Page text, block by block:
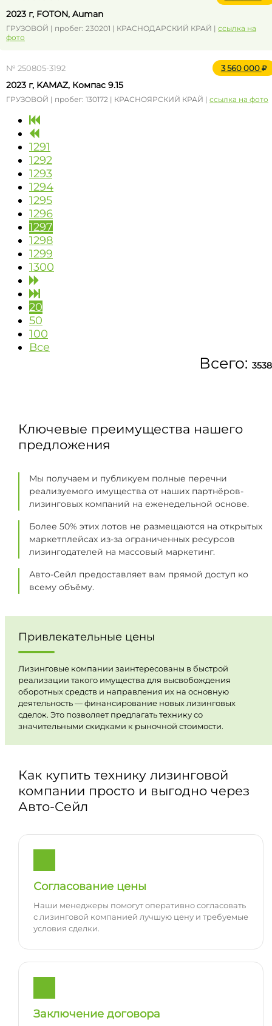
2023 г, FOTON, Auman
ГРУЗОВОЙ | пробег: 230201 | КРАСНОДАРСКИЙ КРАЙ | ссылка на
фото
№ 250805-3192 3 560 000
2023 г, KAMAZ, Компас 9.15
ГРУЗОВОЙ | пробег: 130172 | КРАСНОЯРСКИЙ КРАЙ | ссылка на фото
1291
1292
1293
1294
1295
1296
1297
1298
1299
1300
20
50
100
Все
Всего:
Ключевые преимущества нашего
предложения
Мы получаем и публикуем полные перечни
реализуемого имущества от наших партнёров-
лизинговых компаний на еженедельной основе.
Более 50% этих лотов не размещаются на открытых
маркетплейсах из-за ограниченных ресурсов
лизингодателей на массовый маркетинг.
Авто-Сейл предоставляет вам прямой доступ ко
всему объёму.
Привлекательные цены
Лизинговые компании заинтересованы в быстрой
реализации такого имущества для высвобождения
оборотных средств и направления их на основную
деятельность — финансирование новых лизинговых
сделок. Это позволяет предлагать технику со
значительными скидками к рыночной стоимости.
Как купить технику лизинговой
компании просто и выгодно через
Авто-Сейл
Согласование цены
Наши менеджеры помогут оперативно согласовать
с лизинговой компанией лучшую цену и требуемые
условия сделки.
Заключение договора